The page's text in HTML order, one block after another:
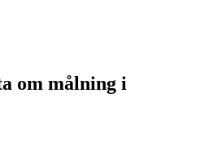
om målning i